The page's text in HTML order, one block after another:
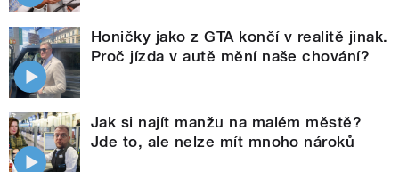
Honičky jako z GTA končí v realitě jinak.
Proč jízda v autě mění naše chování?
Jak si najít manžu na malém městě?
Jde to, ale nelze mít mnoho nároků